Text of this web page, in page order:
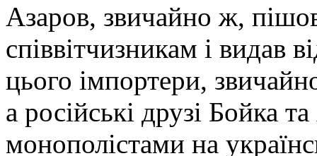
Азаров, звичайно ж,
співвітчизникам і видав
цього імпортери,
а російські друзі Бойка
монополістами на